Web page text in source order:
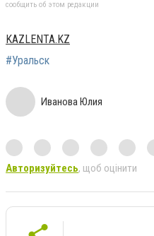
сообщить об этом редакции
KAZLENTA.KZ
#Уральск
Иванова Юлия
Авторизуйтесь, щоб оцінити